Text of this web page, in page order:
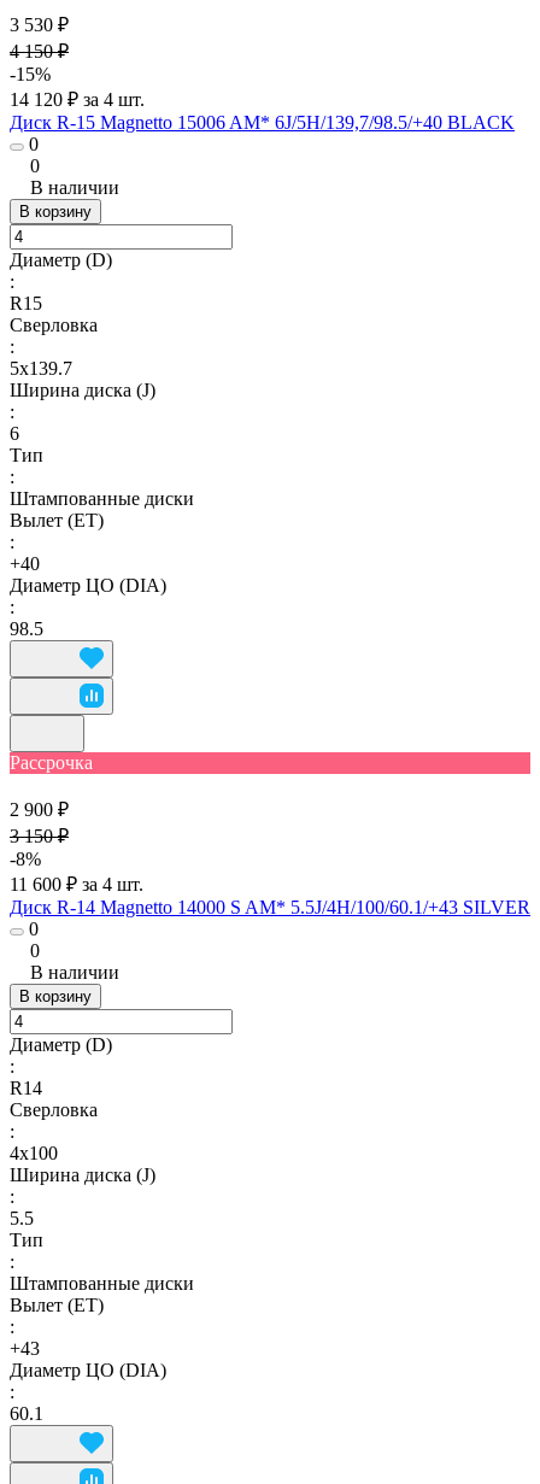
3 530 ₽
4 150 ₽
-15%
14 120 ₽ за 4 шт.
Диск R-15 Magnetto 15006 AM* 6J/5H/139,7/98.5/+40 BLACK
0
0
В наличии
В корзину
Диаметр (D)
:
R15
Сверловка
:
5х139.7
Ширина диска (J)
:
6
Тип
:
Штампованные диски
Вылет (ET)
:
+40
Диаметр ЦО (DIA)
:
98.5
Рассрочка
2 900 ₽
3 150 ₽
-8%
11 600 ₽ за 4 шт.
Диск R-14 Magnetto 14000 S AM* 5.5J/4H/100/60.1/+43 SILVER
0
0
В наличии
В корзину
Диаметр (D)
:
R14
Сверловка
:
4х100
Ширина диска (J)
:
5.5
Тип
:
Штампованные диски
Вылет (ET)
:
+43
Диаметр ЦО (DIA)
:
60.1